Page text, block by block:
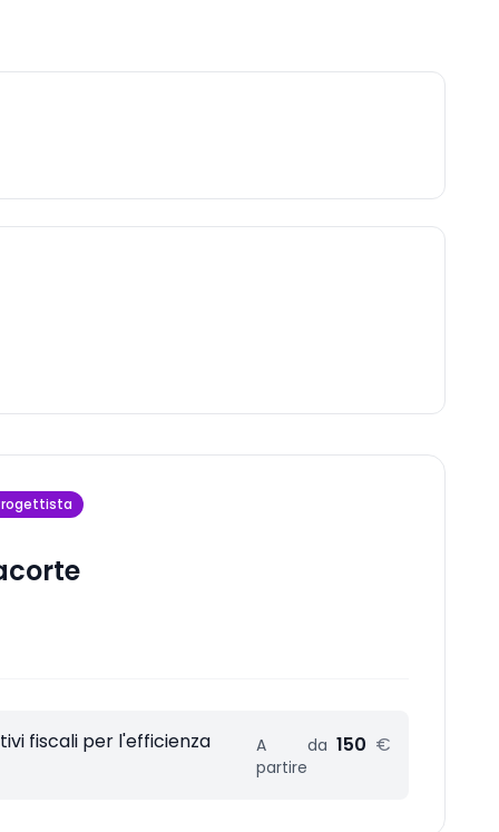
fiscali per l'efficienza
A
partire
da 150 €